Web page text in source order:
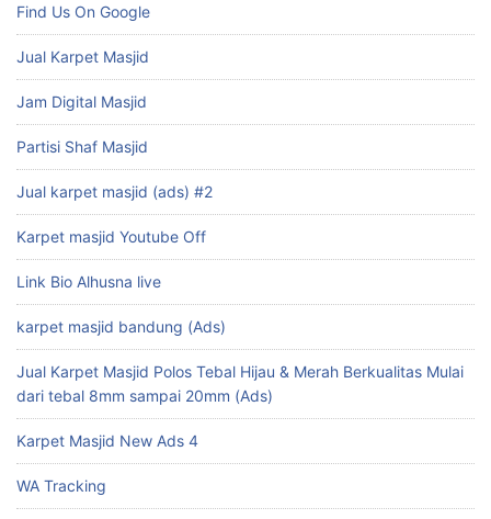
Find Us On Google
Jual Karpet Masjid
Jam Digital Masjid
Partisi Shaf Masjid
Jual karpet masjid (ads) #2
Karpet masjid Youtube Off
Link Bio Alhusna live
karpet masjid bandung (Ads)
Jual Karpet Masjid Polos Tebal Hijau & Merah Berkualitas Mulai
dari tebal 8mm sampai 20mm (Ads)
Karpet Masjid New Ads 4
WA Tracking